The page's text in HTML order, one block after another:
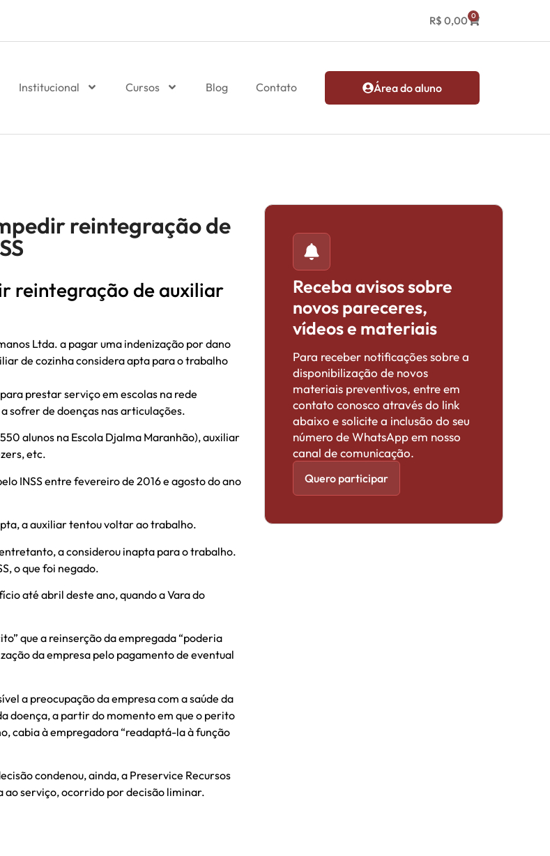
R$ 0,00 0
Institucional Cursos Blog Contato Área do aluno
reintegração de
reintegração de auxiliar
Ltda. a pagar uma indenização por dano
de cozinha considera apta para o trabalho
prestar serviço em escolas na rede
sofrer de doenças nas articulações.
alunos na Escola Djalma Maranhão), auxiliar
etc.
INSS entre fevereiro de 2016 e agosto do ano
a auxiliar tentou voltar ao trabalho.
a considerou inapta para o trabalho.
o que foi negado.
até abril deste ano, quando a Vara do
que a reinserção da empregada “poderia
da empresa pelo pagamento de eventual
a preocupação da empresa com a saúde da
doença, a partir do momento em que o perito
cabia à empregadora “readaptá-la à função
condenou, ainda, a Preservice Recursos
ao serviço, ocorrido por decisão liminar.
Receba avisos sobre
novos pareceres,
vídeos e materiais
Para receber notificações sobre a
disponibilização de novos
materiais preventivos, entre em
contato conosco através do link
abaixo e solicite a inclusão do seu
número de WhatsApp em nosso
canal de comunicação.
Quero participar